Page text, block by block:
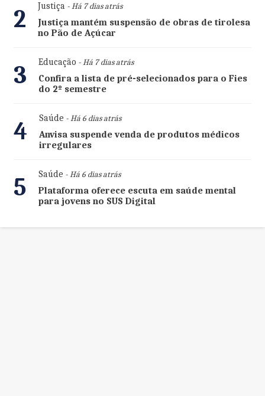
2 Justiça- Há 7 dias atrás
Justiça mantém suspensão de obras de tirolesa
no Pão de Açúcar
3 Educação - Há 7 dias atrás
Confira a lista de pré-selecionados para o Fies
do 2º semestre
4 Saúde - Há 6 dias atrás
Anvisa suspende venda de produtos médicos
irregulares
5 Saúde - Há 6 dias atrás
Plataforma oferece escuta em saúde mental
para jovens no SUS Digital